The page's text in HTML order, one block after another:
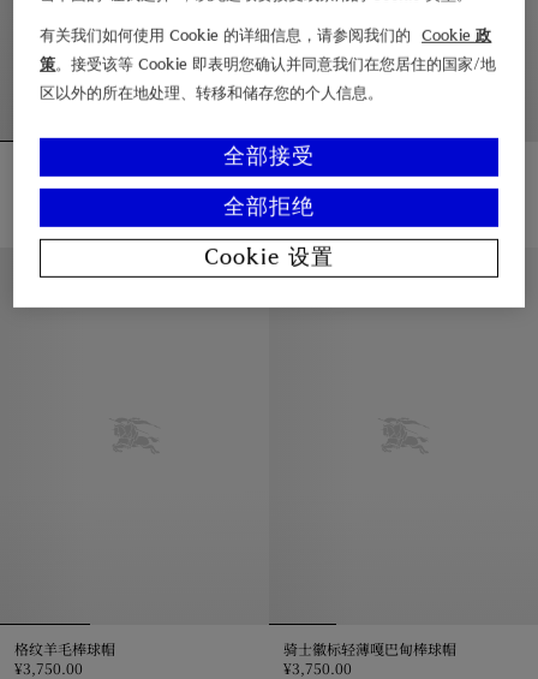
¥4,450.00
格纹帽檐嘎巴甸帽, ¥4,450.00
格纹牛仔棒球帽
¥3,750.00
格纹牛仔棒球帽, ¥3,750.00
新品上架
格纹羊毛棒球帽
¥3,750.00
骑士徽标轻薄嘎巴甸棒球帽
¥3,750.00
有关我们如何使用 Cookie 的详细信息，请参阅我们的
Cookie 政
策。接受该等 Cookie 即表明您确认并同意我们在您居住的国家/地
区以外的所在地处理、转移和储存您的个人信息。
全部拒绝
全部接受
Cookie 设置